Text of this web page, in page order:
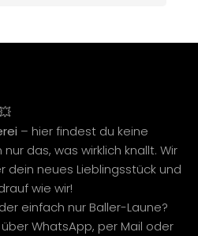
– hier findest du keine
das, was wirklich knallt. Wir
dein neues Lieblingsstück und
wie wir!
einfach nur Baller-Laune?
WhatsApp, per Mail oder